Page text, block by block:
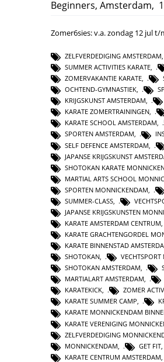
Beginners, Amsterdam,
Zomer6sies: v.a. zondag 12 jul
ZELFVERDEDIGING AMSTERDAM,
SUMMER ACTIVITIES KARATE,
ZOMERVAKANTIE KARATE,
OCHTEND-GYMNASTIEK,
KRIJGSKUNST AMSTERDAM,
KARATE ZOMERTRAININGEN,
KARATE SCHOOL AMSTERDAM,
SPORTEN AMSTERDAM,
SELF DEFENCE AMSTERDAM
JAPANSE KRIJGSKUNST
SHOTOKAN KARATE
MARTIAL ARTS SCHOOL
SPORTEN MONNICKENDAM
SUMMER-CLASS
JAPANSE KRIJGSKUNSTEN
KARATE AMSTERDAM CENTRUM
KARATE GRACHTENGORDEL
KARATE BINNENSTAD
SHOTOKAN,
SHOTOKAN AMSTERDAM,
MARTIALART AMSTERDAM,
KARATEKICK, ZOMER
KARATE SUMMER CAMP,
KARATE MONNICKENDAM
KARATE VERENIGING
ZELFVERDEDIGING
MONNICKENDAM
GET FIT
KARATE CENTRUM AMSTERDAM